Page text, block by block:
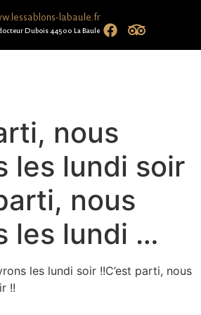
labaule.fr
Dubois 44500 La Baule
nous
les lundi soir
nous
les lundi …
les lundi soir !!C’est parti, nous
!!